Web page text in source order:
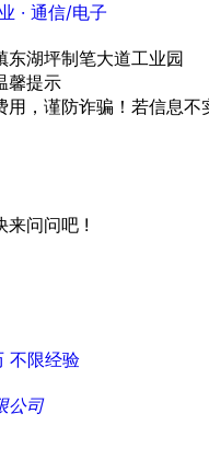
· 通信/电子
东湖坪制笔大道工业园
馨提示
，谨防诈骗！若信息不
来问问吧 !
不限经验
公司